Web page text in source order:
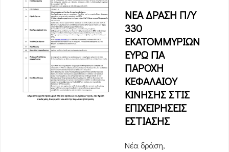
ΝΕΑ ΔΡΑΣΗ Π/Υ
330
ΕΚΑΤΟΜΜΥΡΙΩΝ
ΕΥΡΩ ΓΙΑ
ΠΑΡΟΧΗ
ΚΕΦΑΛΑΙΟΥ
ΚΙΝΗΣΗΣ ΣΤΙΣ
ΕΠΙΧΕΙΡΗΣΕΙΣ
ΕΣΤΙΑΣΗΣ
Νέα δράση,